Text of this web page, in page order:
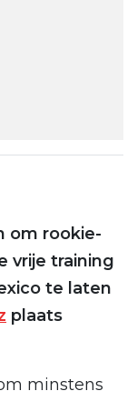
om rookie-
vrije training
te laten
plaats
minstens